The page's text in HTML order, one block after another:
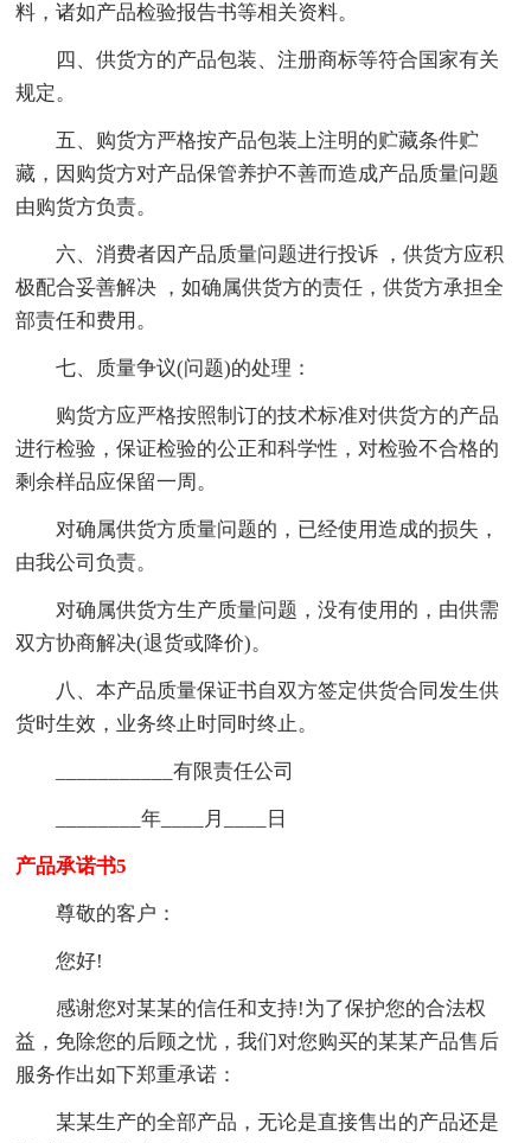
料，诸如产品检验报告书等相关资料。
四、供货方的产品包装、注册商标等符合国家有关
规定。
五、购货方严格按产品包装上注明的贮藏条件贮
藏，因购货方对产品保管养护不善而造成产品质量问题
由购货方负责。
六、消费者因产品质量问题进行投诉 ，供货方应积
极配合妥善解决 ，如确属供货方的责任，供货方承担全
部责任和费用。
七、质量争议(问题)的处理：
购货方应严格按照制订的技术标准对供货方的产品
进行检验，保证检验的公正和科学性，对检验不合格的
剩余样品应保留一周。
对确属供货方质量问题的，已经使用造成的损失，
由我公司负责。
对确属供货方生产质量问题，没有使用的，由供需
双方协商解决(退货或降价)。
八、本产品质量保证书自双方签定供货合同发生供
货时生效，业务终止时同时终止。
___________有限责任公司
________年____月____日
产品承诺书5
尊敬的客户：
您好!
感谢您对某某的信任和支持!为了保护您的合法权
益，免除您的后顾之忧，我们对您购买的某某产品售后
服务作出如下郑重承诺：
某某生产的全部产品，无论是直接售出的产品还是